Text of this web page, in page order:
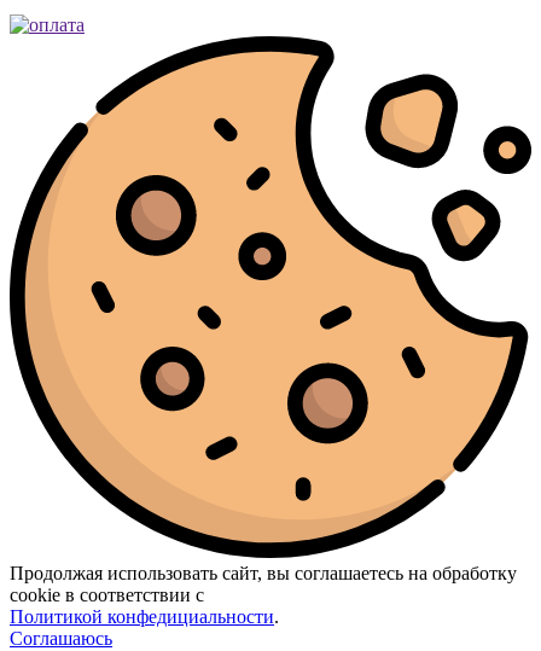
Продолжая использовать сайт, вы соглашаетесь на обработку
cookie в соответствии с
Политикой конфедициальности.
Соглашаюсь